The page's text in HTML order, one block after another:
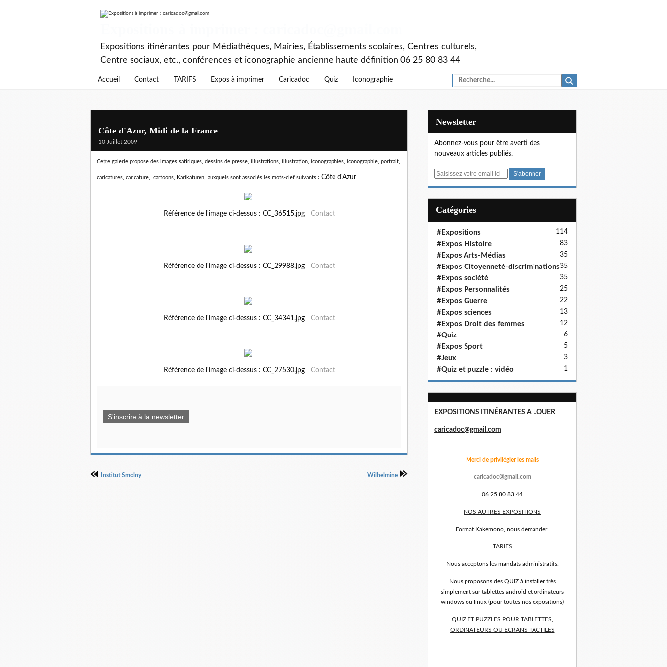
Expositions itinérantes pour Médiathèques, Mairies, Établissements scolaires, Centres culturels,
Centre sociaux, etc., conférences et iconographie ancienne haute définition 06 25 80 83 44
Accueil Contact TARIFS Expos à imprimer Caricadoc Quiz Iconographie
Côte d'Azur, Midi de la France
10 Juillet 2009
Cette galerie propose des images satiriques, dessins de presse, illustrations, illustration, iconographies, iconographie, portrait,
caricatures, caricature, cartoons, Karikaturen, auxquels sont associés les mots-clef suivants : Côte d'Azur
Référence de l'image ci-dessus : CC_36515.jpg Contact
Référence de l'image ci-dessus : CC_29988.jpg Contact
Référence de l'image ci-dessus : CC_34341.jpg Contact
Référence de l'image ci-dessus : CC_27530.jpg Contact
S'inscrire à la newsletter
Institut Smolny Wilhelmine
Newsletter
Abonnez-vous pour être averti des
nouveaux articles publiés.
E
Catégories
#Expositions 114
#Expos Histoire 83
#Expos Arts-Médias 35
#Expos Citoyenneté-discriminations35
#Expos société 35
#Expos Personnalités 25
#Expos Guerre 22
#Expos sciences 13
#Expos Droit des femmes 12
#Quiz 6
#Expos Sport 5
#Jeux 3
#Quiz et puzzle : vidéo 1
EXPOSITIONS ITINÉRANTES A LOUER
caricadoc@gmail.com
Merci de privilégier les mails
caricadoc@gmail.com
06 25 80 83 44
NOS AUTRES EXPOSITIONS
Format Kakemono, nous demander.
TARIFS
Nous acceptons les mandats administratifs.
Nous proposons des QUIZ à installer très
simplement sur tablettes android et ordinateurs
windows ou linux (pour toutes nos expositions)
QUIZ ET PUZZLES POUR TABLETTES,
ORDINATEURS OU ECRANS TACTILES